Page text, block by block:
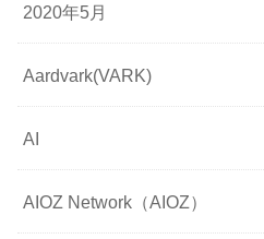
2020年5月
Aardvark(VARK)
AI
AIOZ Network（AIOZ）